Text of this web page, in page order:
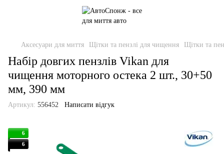
Аксесуари для миття Щітки та пензлі для чищення Щітки та
Набір довгих пензлів Vikan для
чищення моторного остека 2 шт., 30+50
мм, 390 мм
Артикул: 556452 Написати відгук
6
6